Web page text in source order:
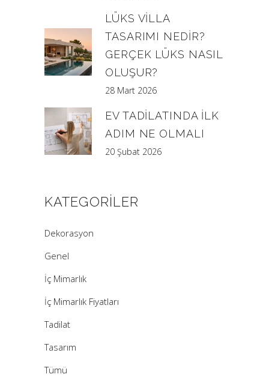
LÜKS VILLA
TASARIMI NEDIR?
GERÇEK LÜKS NASIL
OLUŞUR?
28 Mart 2026
EV TADILATINDA İLK
ADIM NE OLMALI
20 Şubat 2026
KATEGORILER
Dekorasyon
Genel
İç Mimarlık
İç Mimarlık Fiyatları
Tadilat
Tasarım
Tümü